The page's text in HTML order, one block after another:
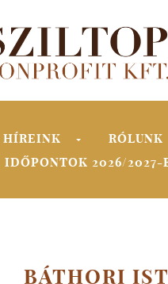
HÍREINK RÓLUNK
IDŐPONTOK 2026/2027-
BÁTHORI